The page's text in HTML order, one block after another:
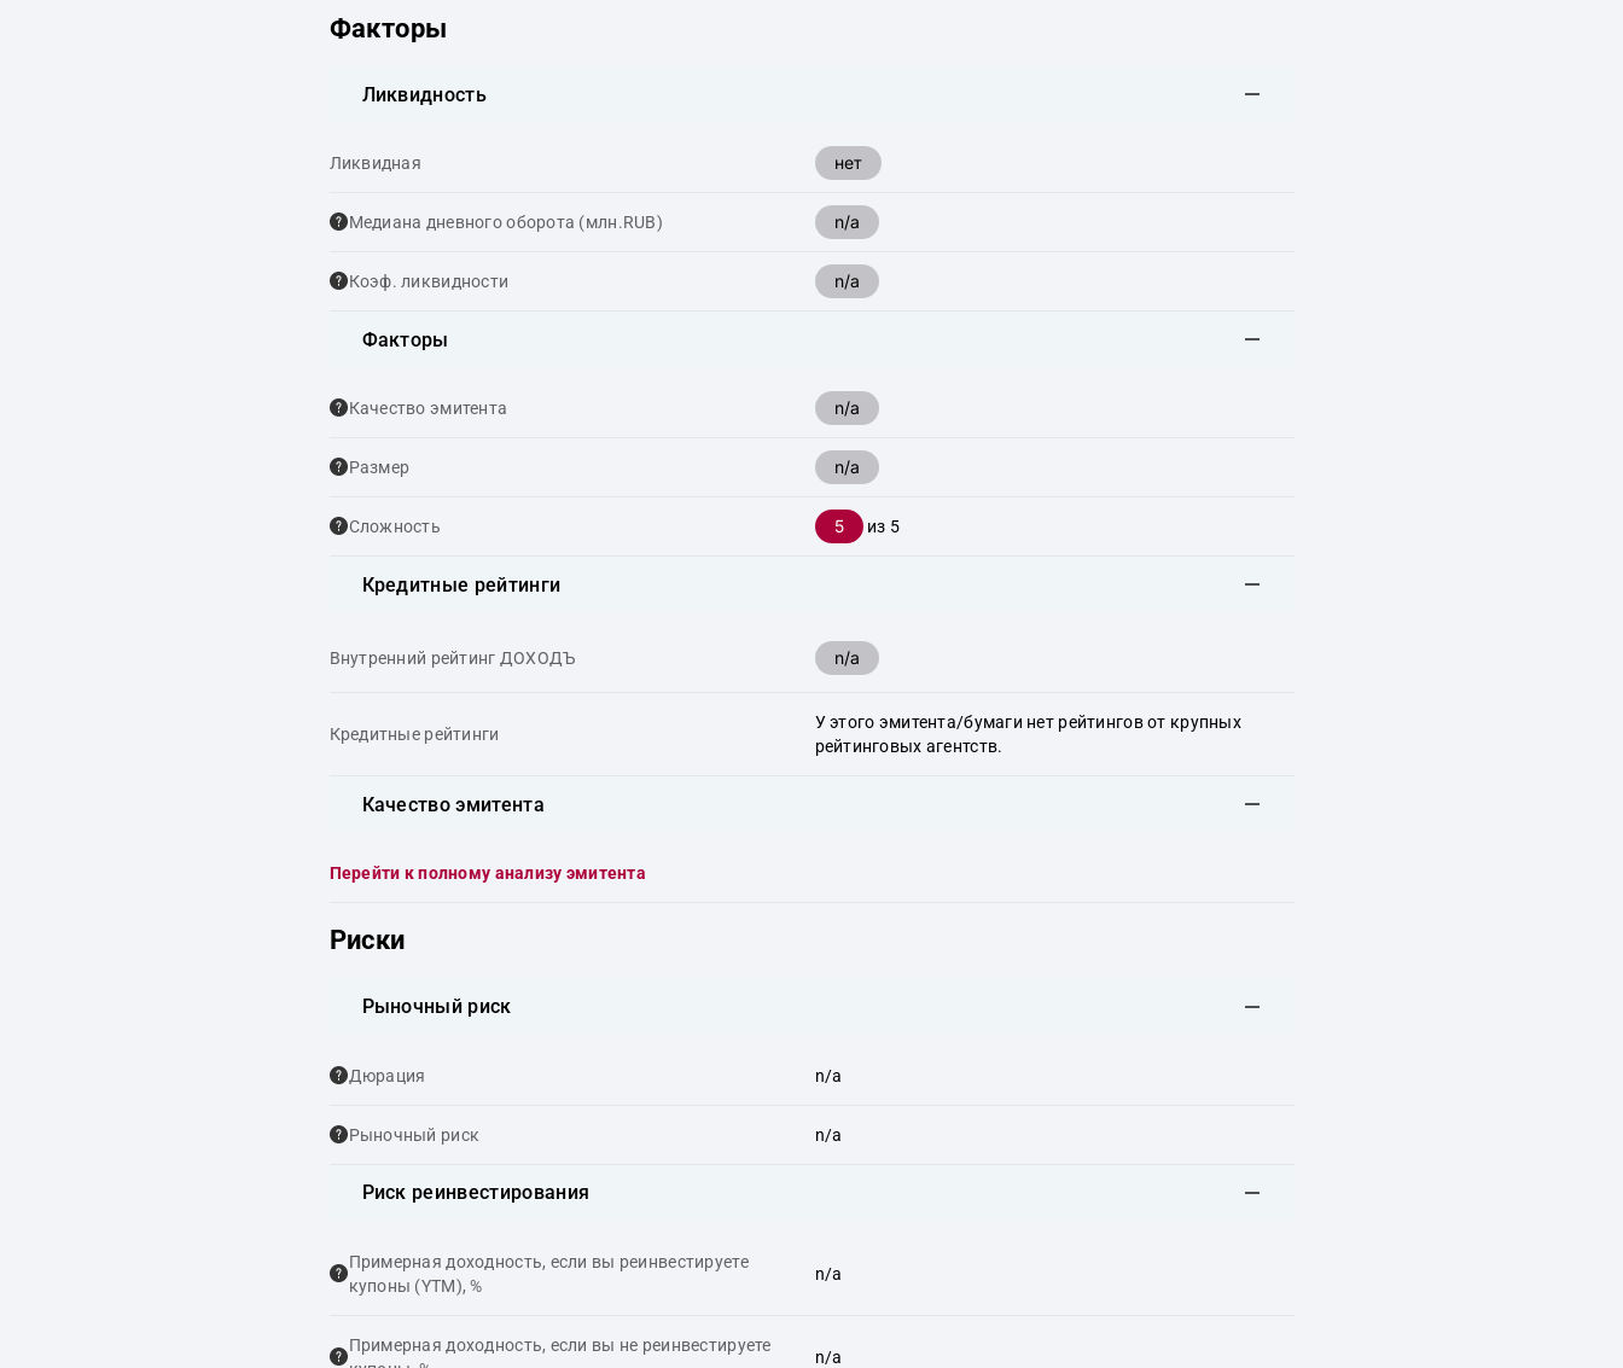
Факторы
Ликвидность
Ликвидная нет
Медиана дневного оборота (млн.RUB) n/a
Коэф. ликвидности n/a
Факторы
Качество эмитента n/a
Размер n/a
Сложность 5 из 5
Кредитные рейтинги
Внутренний рейтинг ДОХОДЪ n/a
Кредитные рейтинги
У этого эмитента/бумаги нет рейтингов от крупных
рейтинговых агентств.
Качество эмитента
Перейти к полному анализу эмитента
Риски
Рыночный риск
Дюрация n/a
Рыночный риск n/a
Риск реинвестирования
Примерная доходность, если вы реинвестируете
купоны (YTM), %
n/a
Примерная доходность, если вы не реинвестируете
n/a